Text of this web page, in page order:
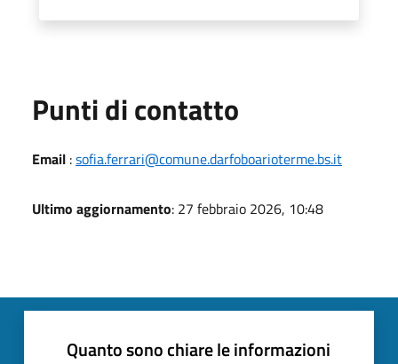
Punti di contatto
Email :sofia.ferrari@comune.darfoboarioterme.bs.it
Ultimo aggiornamento: 27 febbraio 2026, 10:48
Quanto sono chiare le informazioni